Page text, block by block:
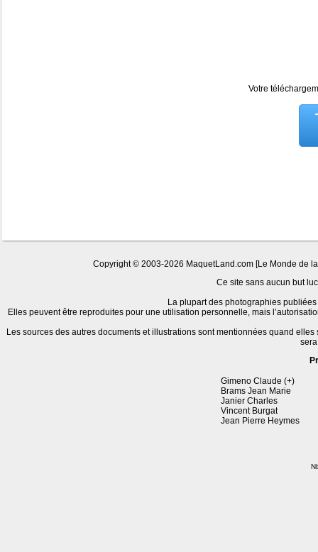
Votre
Copyright © 2003-2026 MaquetLand.com [Le Monde de
Ce site sans aucun but
La plupart des photographies
Elles peuvent être reproduites pour une utilisation personnelle, mais
Les sources des autres documents et illustrations sont mentionnées quand
Gimeno Claude (+)
Brams Jean Marie
Janier Charles
Vincent Burgat
Jean Pierre Heymes